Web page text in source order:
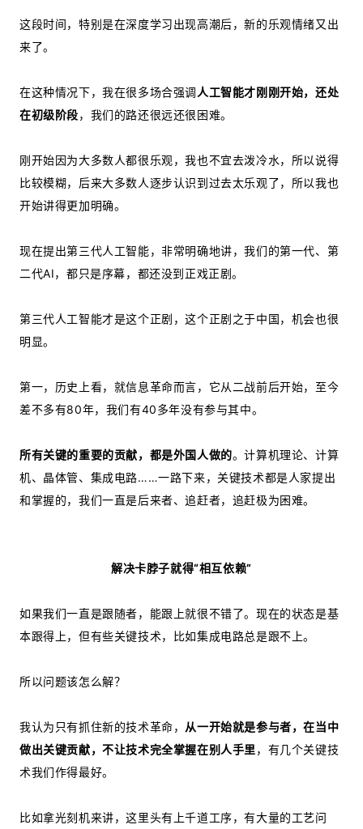
这段时间，特别是在深度学习出现高潮后，新的乐观情绪又出
来了。
在这种情况下，我在很多场合强调 人工智能才刚刚开始，还处
在初级阶段，我们的路还很远还很困难。
刚开始因为大多数人都很乐观，我也不宜去泼冷水，所以说得
比较模糊，后来大多数人逐步认识到过去太乐观了，所以我也
开始讲得更加明确。
现在提出第三代人工智能，非常明确地讲，我们的第一代、第
二代AI，都只是序幕，都还没到正戏正剧。
第三代人工智能才是这个正剧，这个正剧之于中国，机会也很
明显。
第一，历史上看，就信息革命而言，它从二战前后开始，至今
差不多有80年，我们有40多年没有参与其中。
所有关键的重要的贡献，都是外国人做的。计算机理论、计算
机、晶体管、集成电路……一路下来，关键技术都是人家提出
和掌握的，我们一直是后来者、追赶者，追赶极为困难。
解决卡脖子就得“相互依赖”
如果我们一直是跟随者，能跟上就很不错了。现在的状态是基
本跟得上，但有些关键技术，比如集成电路总是跟不上。
所以问题该怎么解？
我认为只有抓住新的技术革命， 从一开始就是参与者，在当中
做出关键贡献，不让技术完全掌握在别人手里 ，有几个关键技
术我们作得最好。
比如拿光刻机来讲，这里头有上千道工序，有大量的工艺问